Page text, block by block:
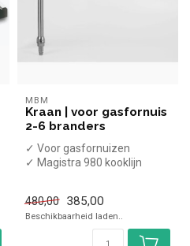
MBM
Kraan | voor gasfornuis
2-6 branders
✓ Voor gasfornuizen
✓ Magistra 980 kooklijn
480,00 385,00
Beschikbaarheid laden..